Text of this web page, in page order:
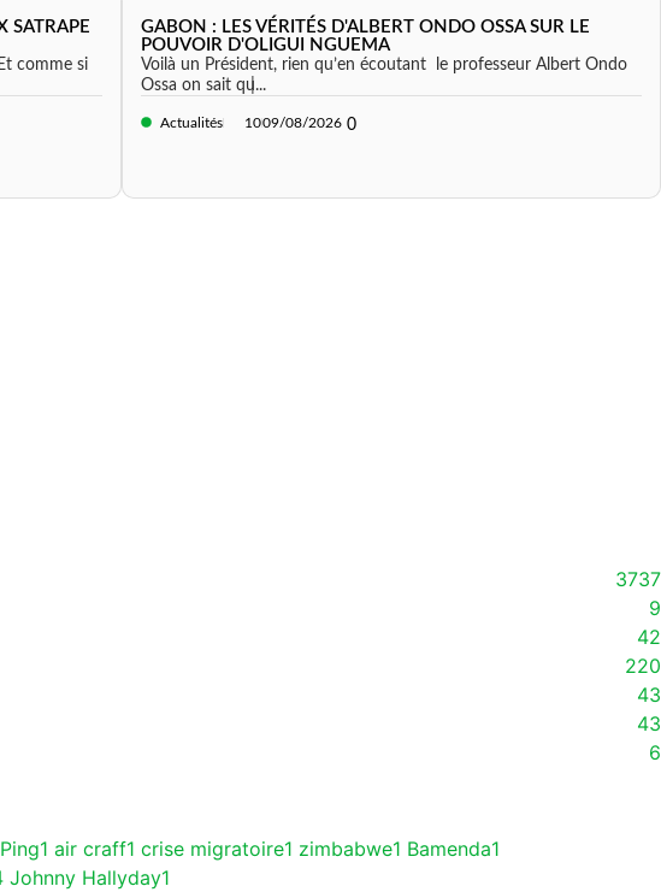
SATRAPE
comme si
GABON : LES VÉRITÉS D'ALBERT ONDO OSSA SUR LE
POUVOIR D'OLIGUI NGUEMA
Voilà un Président, rien qu’en écoutant le professeur Albert Ondo
Ossa on sait qu̵...
Actualités 1009/08/2026 0
3737
9
42
220
43
43
6
1 air craff1 crise migratoire1 zimbabwe1 Bamenda1
Johnny Hallyday1